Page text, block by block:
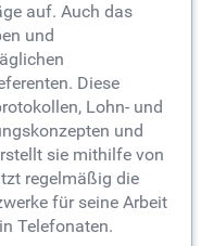
auf. Auch das
und
Diese
Lohn- und
und
sie mithilfe von
regelmäßig die
für seine Arbeit
Telefonaten.